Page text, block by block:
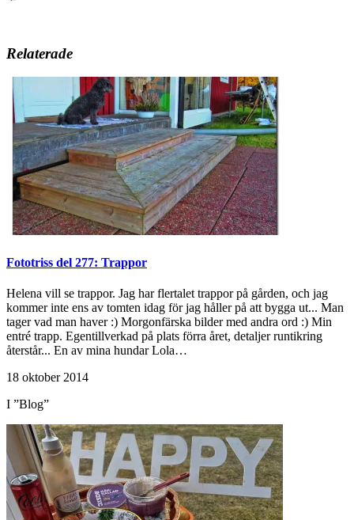
Relaterade
Fototriss del 277: Trappor
Helena vill se trappor. Jag har flertalet trappor på gården, och jag
kommer inte ens av tomten idag för jag håller på att bygga ut... Man
tager vad man haver :) Morgonfärska bilder med andra ord :) Min
entré trapp. Egentillverkad på plats förra året, detaljer runtikring
återstår... En av mina hundar Lola…
18 oktober 2014
I ”Blog”